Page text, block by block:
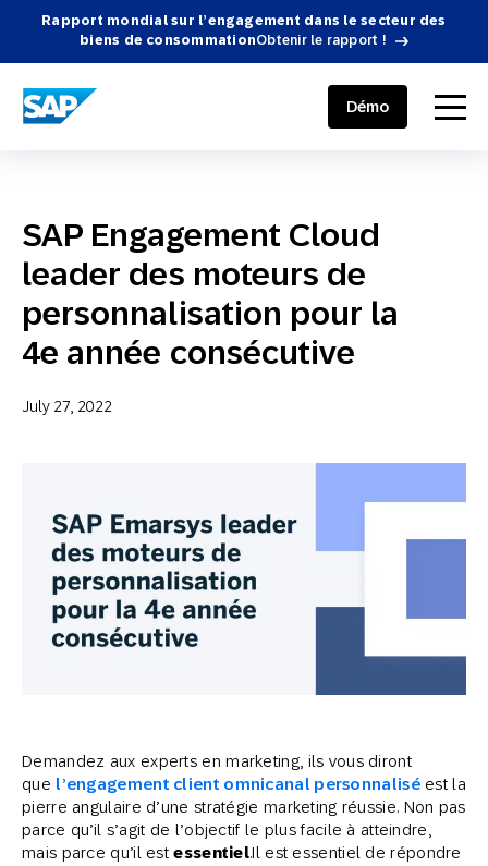
Rapport mondial sur l’engagement dans le secteur des
biens de consommationObtenir le rapport !
SAP ENGAGEMENT CLOUD menu
Démo
SAP Engagement Cloud
leader des moteurs de
personnalisation pour la
4e année consécutive
July 27, 2022
Demandez aux experts en marketing, ils vous diront
que l’engagement client omnicanal personnaliséest la
pierre angulaire d’une stratégie marketing réussie. Non pas
parce qu’il s’agit de l’objectif le plus facile à atteindre,
mais parce qu’il estessentiel.Il est essentiel de répondre